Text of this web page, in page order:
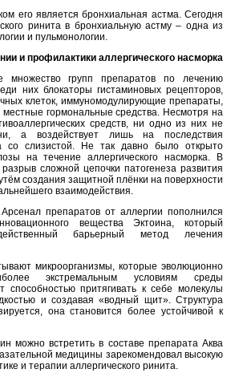
его является бронхиальная астма. Сегодня
ринита в бронхиальную астму – одна из
и пульмонологии.
и профилактики аллергического насморка
множество групп препаратов по лечению
них блокаторы гистаминовых рецепторов,
клеток, иммуномодулирующие препараты,
местные гормональные средства. Несмотря на
средств, ни одно из них не
а воздействует лишь на последствия
со слизистой. Не так давно было открыто
на течение аллергического насморка. В
сложной цепочки патогенеза развития
создания защитной плёнки на поверхности
взаимодействия.
препаратов от аллергии пополнился
вещества Эктоина, который
барьерный метод лечения
микроорганизмы, которые эволюционно
экстремальным условиям среды
способностью притягивать к себе молекулы
и создавая «водный щит». Структура
она становится более устойчивой к
можно встретить в составе препарата Аква
медицины зарекомендовал высокую
и терапии аллергического ринита.